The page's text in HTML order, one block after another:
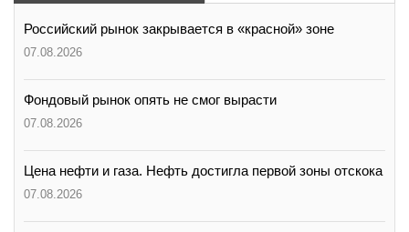
Российский рынок закрывается в «красной» зоне
07.08.2026
Фондовый рынок опять не смог вырасти
07.08.2026
Цена нефти и газа. Нефть достигла первой зоны отскока
07.08.2026